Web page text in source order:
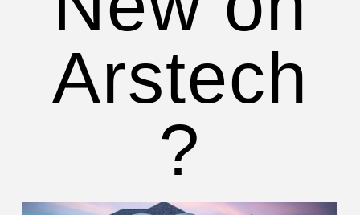
Arstech
?